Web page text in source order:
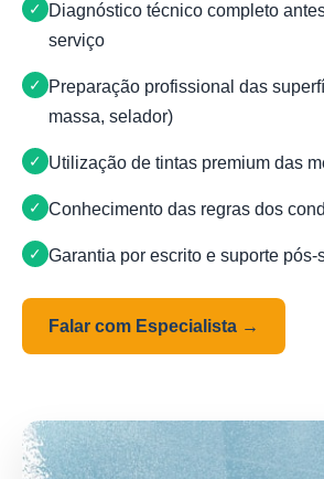
Diagnóstico técnico completo
serviço
Preparação profissional das
massa, selador)
Utilização de tintas premium das
Conhecimento das regras dos
Garantia por escrito e suporte pós-
Falar com Especialista →